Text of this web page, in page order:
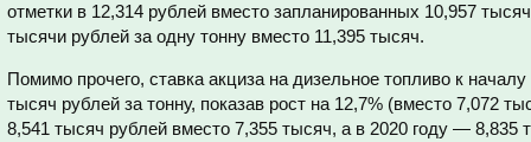
отметки в 12,314 рублей вместо запланированных 10,957
тысячи рублей за одну тонну вместо 11,395 тысяч.
Помимо прочего, ставка акциза на дизельное топливо к
тысяч рублей за тонну, показав рост на 12,7% (вместо 7,072
8,541 тысяч рублей вместо 7,355 тысяч, а в 2020 году — 8,835